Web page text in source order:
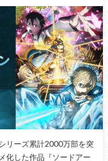
リーズ累計2000万部を突
化した作品『ソードアー